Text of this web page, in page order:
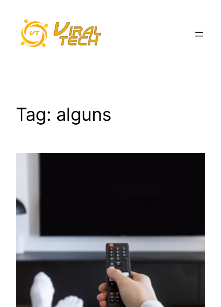
conteúdo
Tag: alguns